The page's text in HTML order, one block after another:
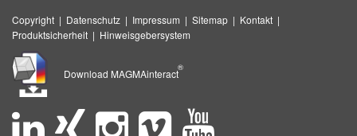
Copyright | Datenschutz | Impressum | Sitemap | Kontakt |
Produktsicherheit | Hinweisgebersystem
Download MAGMAinteract
®